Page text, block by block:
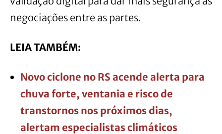
negociações entre as partes.
LEIA TAMBÉM:
Novo ciclone no RS acende alerta para
chuva forte, ventania e risco de
transtornos nos próximos dias,
alertam especialistas climáticos